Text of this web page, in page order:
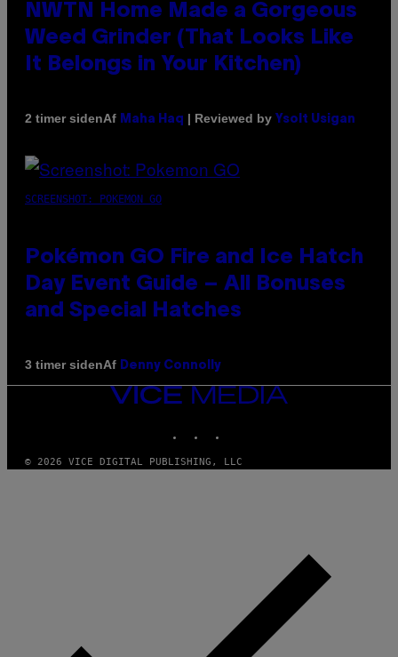
NWTN Home Made a Gorgeous
Weed Grinder (That Looks Like
It Belongs in Your Kitchen)
2 timer sidenAf Maha Haq | Reviewed by Ysolt Usigan
SCREENSHOT: POKEMON GO
Pokémon GO Fire and Ice Hatch
Day Event Guide – All Bonuses
and Special Hatches
3 timer sidenAf Denny Connolly
VICE
MEDIA
© 2026 VICE DIGITAL PUBLISHING, LLC